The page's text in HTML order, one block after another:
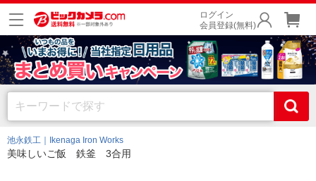
ログイン
会員登録(無料)
池永鉄工｜Ikenaga Iron Works
美味しいご飯 鉄釜 3合用